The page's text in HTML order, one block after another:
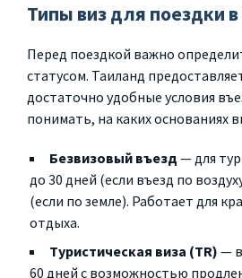
Типы виз для поездки
Перед поездкой важно
статусом. Таиланд
достаточно удобные условия
понимать, на каких основаниях
Безвизовый въезд — для
до 30 дней (если въезд по
(если по земле). Работает для
отдыха.
Туристическая виза (TR) —
60 дней с возможностью